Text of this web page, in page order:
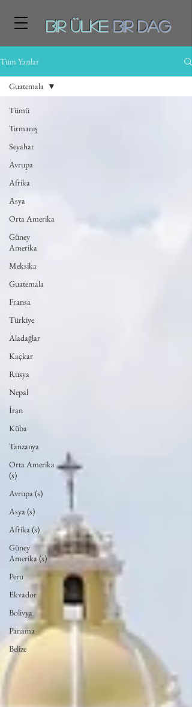
Bir ÜLKEBiR DAg
Tüm Yazılar
Tümü
Tırmanış
Seyahat
Avrupa
Afrika
Asya
Orta Amerika
Güney
Amerika
Meksika
Guatemala
Fransa
Türkiye
Aladağlar
Kaçkar
Rusya
Nepal
İran
Küba
Tanzanya
Orta Amerika
(s)
Avrupa (s)
Asya (s)
Afrika (s)
Güney
Amerika (s)
Peru
Ekvador
Bolivya
Panama
Belize
Guatemala